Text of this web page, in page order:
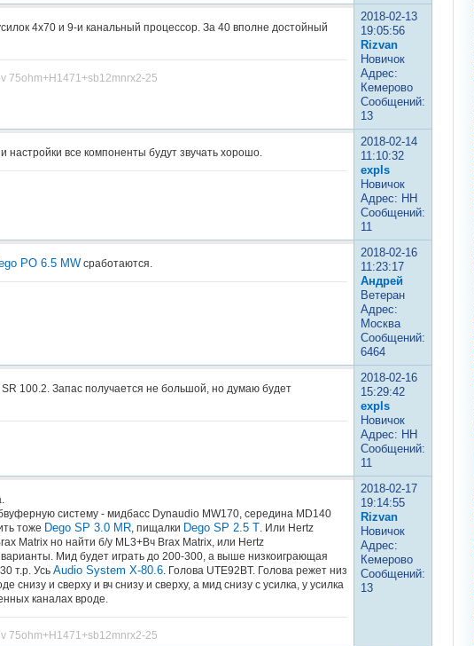
4х70 и 9-и канальный процессор. За 40 вполне достойный
75ohm+H1471+sb12mnrx2-25
2018-02-13
19:05:56
Rizvan
Новичок
Адрес:
Кемерово
Сообщений:
13
настройки все компоненты будут звучать хорошо.
2018-02-14
11:10:32
expls
Новичок
Адрес: НН
Сообщений:
11
PO 6.5 MWсработаются.
2018-02-16
11:23:17
Андрей
Ветеран
Адрес:
Москва
Сообщений:
6464
100.2. Запас получается не большой, но думаю будет
2018-02-16
15:29:42
expls
Новичок
Адрес: НН
Сообщений:
11
систему - мидбасс Dynaudio MW170, середина MD140
тоже Dego SP 3.0 MR, пищалки Dego SP 2.5 T. Или Hertz
Matrix но найти б/у ML3+Вч Brax Matrix, или Hertz
Мид будет играть до 200-300, а выше низкоиграющая
т.р. Усь Audio System X-80.6. Голова UTE92BT. Голова режет низ
снизу и сверху и вч снизу и сверху, а мид снизу с усилка, у усилка
каналах вроде.
75ohm+H1471+sb12mnrx2-25
2018-02-17
19:14:55
Rizvan
Новичок
Адрес:
Кемерово
Сообщений:
13